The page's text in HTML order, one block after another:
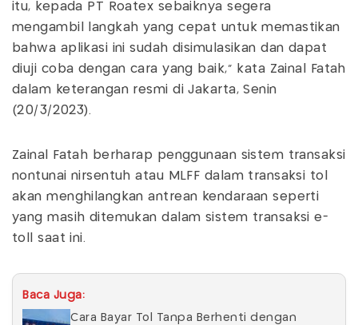
itu, kepada PT Roatex sebaiknya segera
mengambil langkah yang cepat untuk memastikan
bahwa aplikasi ini sudah disimulasikan dan dapat
diuji coba dengan cara yang baik," kata Zainal Fatah
dalam keterangan resmi di Jakarta, Senin
(20/3/2023).
Zainal Fatah berharap penggunaan sistem transaksi
nontunai nirsentuh atau MLFF dalam transaksi tol
akan menghilangkan antrean kendaraan seperti
yang masih ditemukan dalam sistem transaksi e-
toll saat ini.
Baca Juga:
Cara Bayar Tol Tanpa Berhenti dengan